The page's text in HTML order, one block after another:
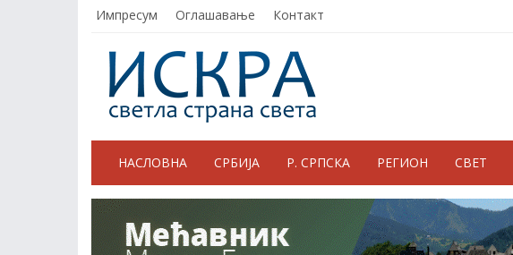
Импресум Оглашавање Контакт
НАСЛОВНА СРБИЈА Р. СРПСКА РЕГИОН СВЕТ